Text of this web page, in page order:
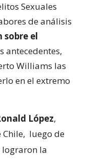
Sexuales
de análisis
el
antecedentes,
Williams las
en el extremo
López,
luego de
lograron la